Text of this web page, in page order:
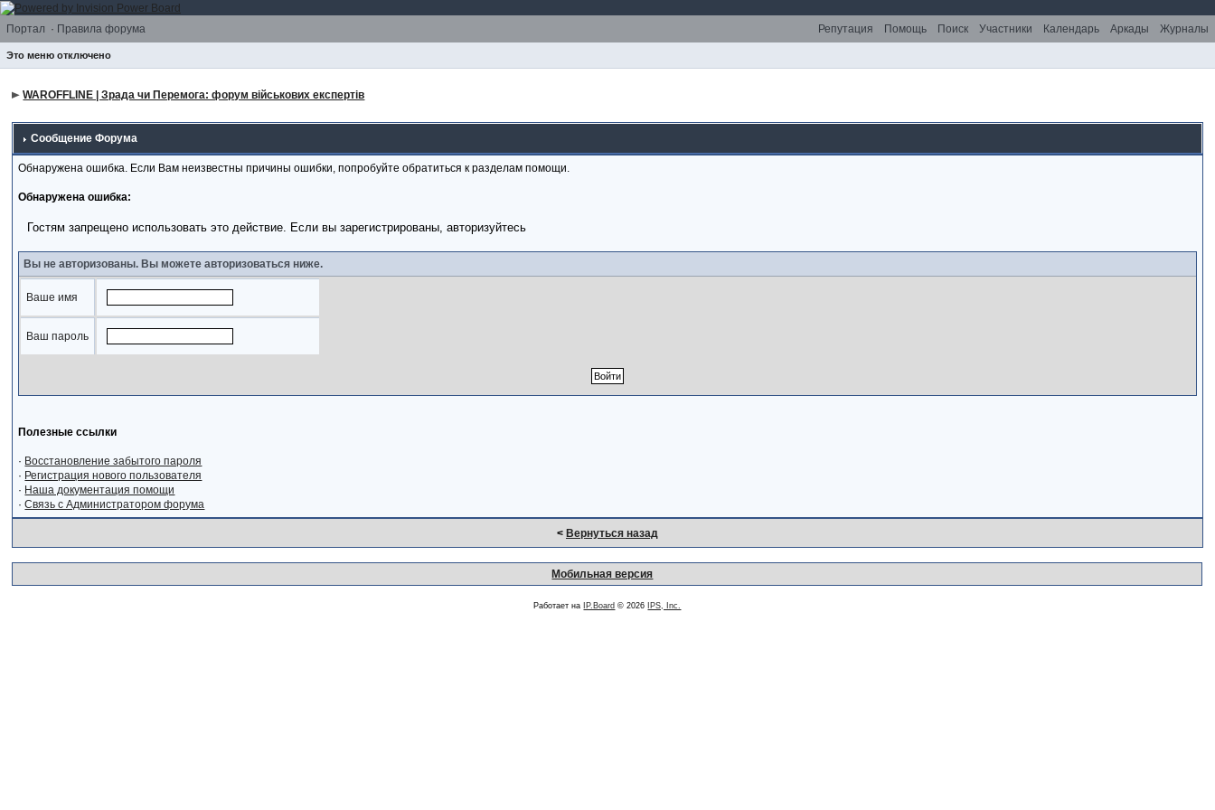
Портал · Правила форума Репутация Помощь Поиск Участники Календарь Аркады Журналы
Это меню отключено
WAROFFLINE | Зрада чи Перемога: форум військових експертів
Сообщение Форума
Обнаружена ошибка. Если Вам неизвестны причины ошибки, попробуйте обратиться к разделам помощи.
Обнаружена ошибка:
Гостям запрещено использовать это действие. Если вы зарегистрированы, авторизуйтесь
Вы не авторизованы. Вы можете авторизоваться ниже.
Ваше имя
Ваш пароль
Полезные ссылки
· Восстановление забытого пароля
· Регистрация нового пользователя
· Наша документация помощи
·Связь с Администратором форума
< Вернуться назад
Мобильная версия
Работает на IP.Board © 2026 IPS, Inc.